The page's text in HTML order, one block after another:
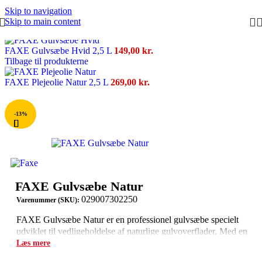
Skip to navigation
Skip to main content
Forside/ Rengørings div./ Rengøring
FAXE Gulvsæbe Hvid 2,5 L 149,00 kr.
Tilbage til produkterne
FAXE Plejeolie Natur 2,5 L 269,00 kr.
-13%
FAXE Gulvsæbe Natur
Varenummer (SKU): 029007302250
FAXE Gulvsæbe Natur er en professionel gulvsæbe specielt
udviklet til vedligeholdelse af naturlige gulvoverflader. Med en
række evne på 8-10 kvm pr. liter og en tørretid på 5 timer ved
Læs mere